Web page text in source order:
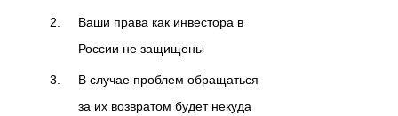
Ваши права как инвестора в
России не защищены
В случае проблем обращаться
за их возвратом будет некуда